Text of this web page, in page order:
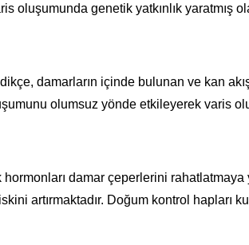
oluşumunda genetik yatkınlık yaratmış
damarların içinde bulunan ve kan
olumsuz yönde etkileyerek varis
damar çeperlerini
artırmaktadır. Doğum kontrol hapları